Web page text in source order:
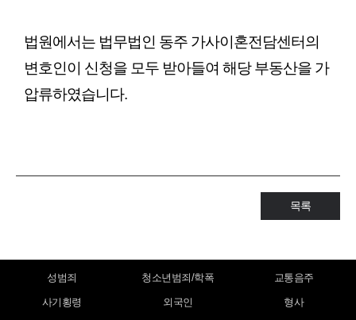
법원에서는 법무법인 동주 가사이혼전담센터의
변호인이 신청을 모두 받아들여 해당 부동산을 가
압류하였습니다.
목록
성범죄 청소년범죄/학폭 교통음주
사기횡령 외국인 형사